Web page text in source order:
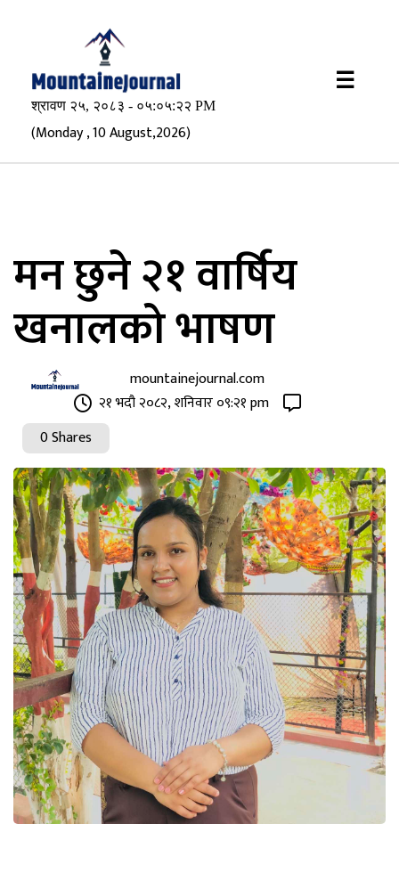
(Monday , 10 August,2026)
☰
मन छुने २१ वार्षिय
खनालको भाषण
mountainejournal.com
२१ भदौ २०८२, शनिवार ०९:२१ pm
0 Shares